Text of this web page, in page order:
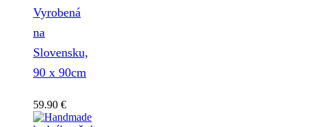
Vyrobená
na
Slovensku,
90 x 90cm
59.90 €